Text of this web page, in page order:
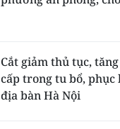
Cắt giảm thủ tục,
cấp trong tu bổ,
địa bàn Hà Nội